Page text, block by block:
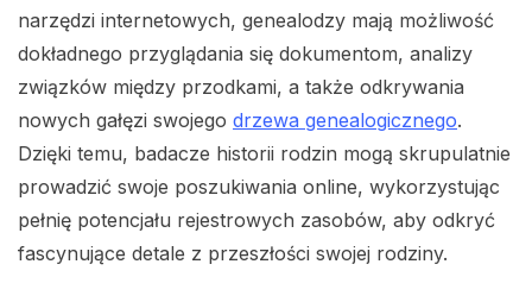
narzędzi internetowych, genealodzy mają możliwość
dokładnego przyglądania się dokumentom, analizy
związków między przodkami, a także odkrywania
nowych gałęzi swojego drzewa genealogicznego.
Dzięki temu, badacze historii rodzin mogą skrupulatnie
prowadzić swoje poszukiwania online, wykorzystując
pełnię potencjału rejestrowych zasobów, aby odkryć
fascynujące detale z przeszłości swojej rodziny.